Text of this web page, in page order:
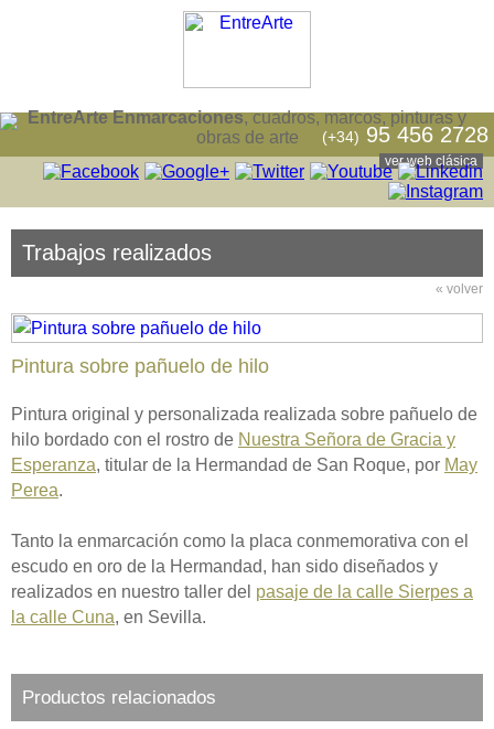
EntreArte Enmarcaciones, cuadros, marcos, pinturas y
obras de arte
ver web clásica
(+34) 95 456 2728
Trabajos realizados
« volver
Pintura sobre pañuelo de hilo
Pintura original y personalizada realizada sobre pañuelo de
hilo bordado con el rostro de Nuestra Señora de Gracia y
Esperanza, titular de la Hermandad de San Roque, por May
Perea.
Tanto la enmarcación como la placa conmemorativa con el
escudo en oro de la Hermandad, han sido diseñados y
realizados en nuestro taller del pasaje de la calle Sierpes a
la calle Cuna, en Sevilla.
Productos relacionados